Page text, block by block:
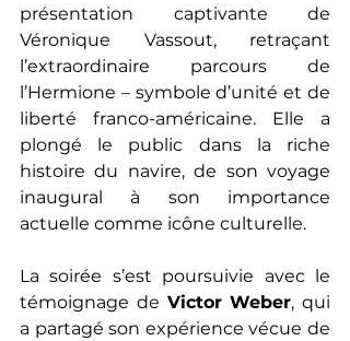
présentation captivante de
Véronique Vassout, retraçant
l’extraordinaire parcours de
l’Hermione – symbole d’unité et de
liberté franco-américaine. Elle a
plongé le public dans la riche
histoire du navire, de son voyage
inaugural à son importance
actuelle comme icône culturelle.
La soirée s’est poursuivie avec le
témoignage de Victor Weber, qui
a partagé son expérience vécue de